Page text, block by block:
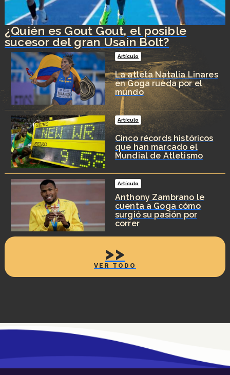
¿Quién es Gout Gout, el posible
sucesor del gran Usain Bolt?
La atleta Natalia Linares
en Goga rueda por el
mundo
Artículo
Cinco récords históricos
que han marcado el
Mundial de Atletismo
Artículo
Anthony Zambrano le
cuenta a Goga cómo
surgió su pasión por
correr
Artículo
>>
VER TODO